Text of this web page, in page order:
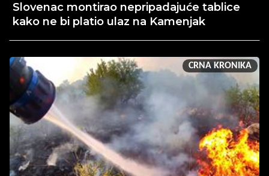
Slovenac montirao nepripadajuće tablice
kako ne bi platio ulaz na Kamenjak
CRNA KRONIKA